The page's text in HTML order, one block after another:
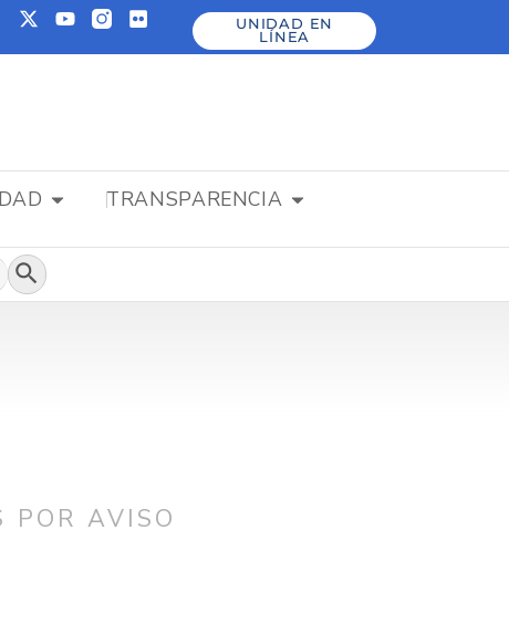
UNIDAD EN
LÍNEA
TRANSPARENCIA
Botón de búsqueda
POR AVISO